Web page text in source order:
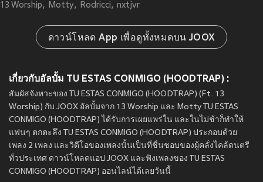
13 Worship Motty Rodricci nxtjvr
ดาวน์โหลด App เพื่อดูทั้งหมดบน JOOX
เกี่ยวกับอัลบั้ม TU ESTAS CONMIGO (HOODTRAP) :
สัมผัสจังหวะของ TU ESTAS CONMIGO (HOODTRAP) (Ft. 13
Worship) กับ JOOX อัลบั้มจาก 13 Worship และ Motty TU ESTAS
CONMIGO (HOODTRAP) ได้รับการเผยแพร่ใน และในไม่ช้าก็ทำให้
แฟนๆ ตกตะลึง TU ESTAS CONMIGO (HOODTRAP) ประกอบด้วย
เพลง 2 เพลง และวิดีโอของเพลงนั้นเป็นที่ชื่นชอบของผู้คลั่งไคล้ดนตรี
ทั่วประเทศ ดาวน์โหลดแอป JOOX และฟังเพลงของ TU ESTAS
CONMIGO (HOODTRAP) ออนไลน์ได้เลยวันนี้